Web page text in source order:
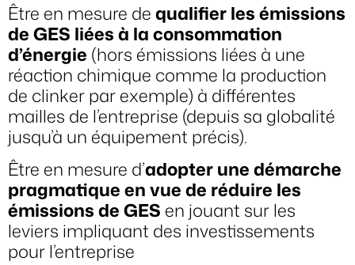
Être en mesure dequalifier les émissions
de GES liées à la consommation
d’énergie (hors émissions liées à une
réaction chimique comme la production
de clinker par exemple) à différentes
mailles de l’entreprise (depuis sa globalité
jusqu’à un équipement précis).
Être en mesure d’adopter une démarche
pragmatique en vue de réduire les
émissions de GES en jouant sur les
leviers impliquant des investissements
pour l’entreprise